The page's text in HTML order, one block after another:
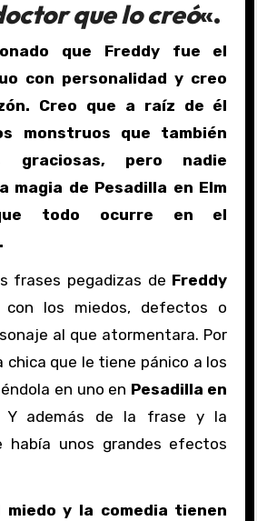
que lo creó«.
que Freddy fue el
con personalidad y creo
Creo que a raíz de él
monstruos que también
graciosas, pero nadie
magia de Pesadilla en Elm
todo ocurre en el
frases pegadizas de Freddy
los miedos, defectos o
al que atormentara. Por
chica que le tiene pánico a los
en uno en Pesadilla en
Y además de la frase y la
había unos grandes efectos
miedo y la comedia tienen